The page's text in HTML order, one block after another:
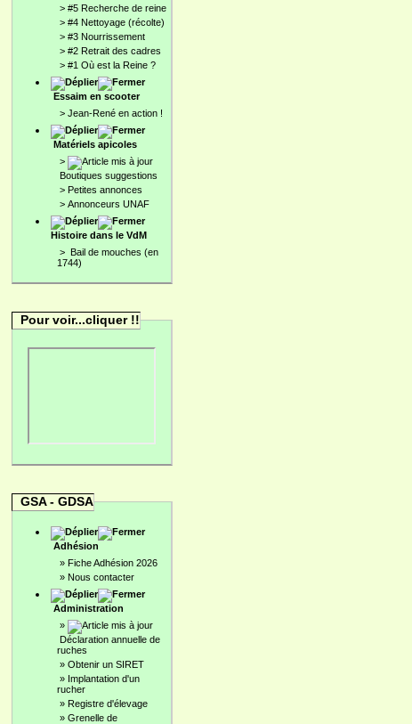
> #5 Recherche de reine
> #4 Nettoyage (récolte)
> #3 Nourrissement
> #2 Retrait des cadres
> #1 Où est la Reine ?
Essaim en scooter
> Jean-René en action !
Matériels apicoles
>
Boutiques suggestions
> Petites annonces
> Annonceurs UNAF
Histoire dans le VdM
> Bail de mouches (en
1744)
Pour voir...cliquer !!
GSA - GDSA
Adhésion
» Fiche Adhésion 2026
» Nous contacter
Administration
»
Déclaration annuelle de
ruches
» Obtenir un SIRET
» Implantation d'un
rucher
» Registre d'élevage
» Grenelle de